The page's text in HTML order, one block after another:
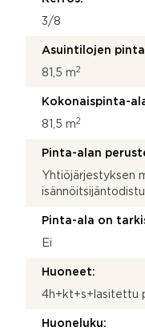
3/8
Asuintilojen
81,5 m2
Kokonaispinta-
81,5 m2
Pinta-alan
Yhtiöjärjestyksen
Pinta-ala on
Ei
Huoneet:
4h+kt+s+lasitettu
Huoneluku: